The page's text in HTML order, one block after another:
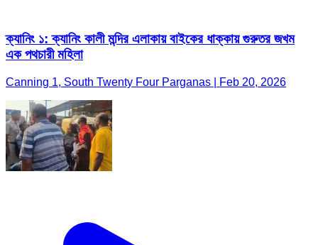
ক্যানিং ১: ক্যানিং কালী মন্দির এলাকায় বাইকের ধাক্কায় গুরুতর জখম
এক পথচারী মহিলা
Canning 1, South Twenty Four Parganas | Feb 20, 2026